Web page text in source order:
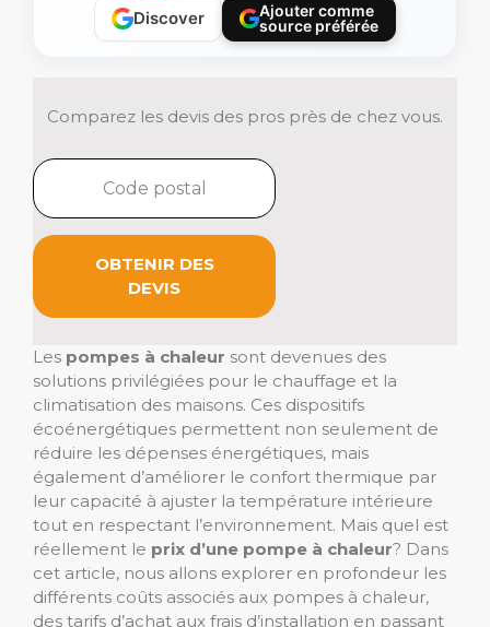
Discover
Ajouter comme
source préférée
Comparez les devis des pros près de chez vous.
OBTENIR DES
DEVIS
Les pompes à chaleur sont devenues des
solutions privilégiées pour le chauffage et la
climatisation des maisons. Ces dispositifs
écoénergétiques permettent non seulement de
réduire les dépenses énergétiques, mais
également d’améliorer le confort thermique par
leur capacité à ajuster la température intérieure
tout en respectant l’environnement. Mais quel est
réellement le prix d’une pompe à chaleur? Dans
cet article, nous allons explorer en profondeur les
différents coûts associés aux pompes à chaleur,
des tarifs d’achat aux frais d’installation en passant